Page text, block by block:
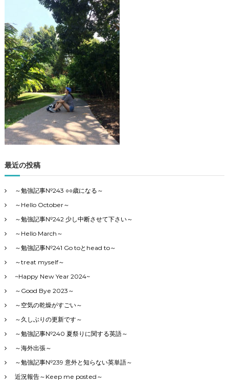
勉
強
記
事
の
4
カ
テ
ゴ
リ
ー
で
最近の投稿
～勉強記事№243 ○○歳になる～
～Hello October～
～勉強記事№242 少し中断させて下さい～
～Hello March～
～勉強記事№241 Go toとhead to～
～treat myself～
~Happy New Year 2024~
～Good Bye 2023～
～空気の乾燥がすごい～
～久しぶりの更新です～
～勉強記事№240 夏祭りに関する英語～
～海外出張～
～勉強記事№239 意外と知らない英単語～
近況報告～Keep me posted～